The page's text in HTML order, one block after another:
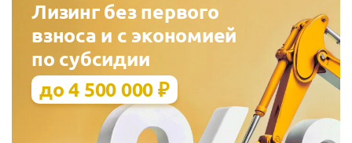
Лизинг без первого
взноса и с экономией
по субсидии
до 4 500 000 ₽